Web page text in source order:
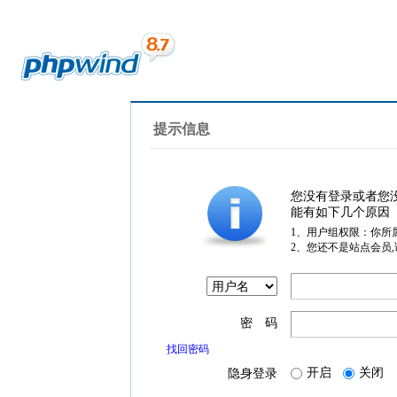
提示信息
您没有登录或者您
能有如下几个原因
1、用户组权限：你所
2、您还不是站点会员
密 码
找回密码
隐身登录 开启 关闭